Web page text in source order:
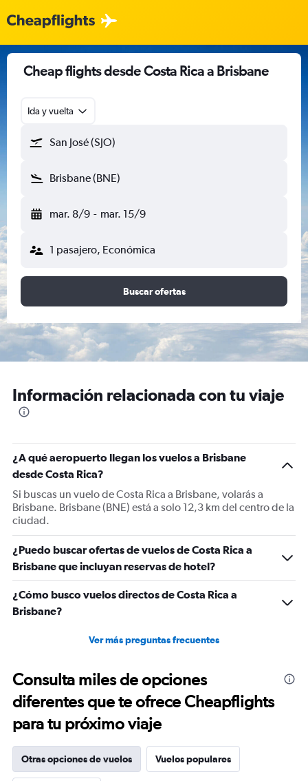
Cheap flights desde Costa Rica a Brisbane
Ida y vuelta
San José (SJO)
Brisbane (BNE)
mar. 8/9 - mar. 15/9
1 pasajero, Económica
Buscar ofertas
Información relacionada con tu viaje
¿A qué aeropuerto llegan los vuelos a Brisbane
desde Costa Rica?
Si buscas un vuelo de Costa Rica a Brisbane, volarás a
Brisbane. Brisbane (BNE) está a solo 12,3 km del centro de la
ciudad.
¿Puedo buscar ofertas de vuelos de Costa Rica a
Brisbane que incluyan reservas de hotel?
¿Cómo busco vuelos directos de Costa Rica a
Brisbane?
Ver más preguntas frecuentes
Consulta miles de opciones
diferentes que te ofrece Cheapflights
para tu próximo viaje
Otras opciones de vuelos Vuelos populares